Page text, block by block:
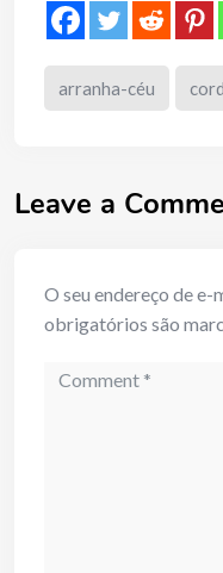
arranha-céu
Leave a
O seu endereço de
obrigatórios são
Comment